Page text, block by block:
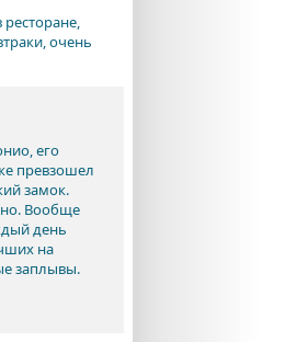
очень
его
превзошел
замок.
Вообще
день
на
заплывы.